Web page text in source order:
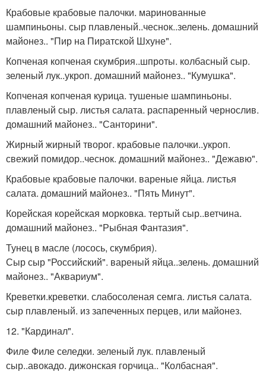
Крабовые крабовые палочки. маринованные
шампиньоны. сыр плавленый..чеснок..зелень. домашний
майонез.. "Пир на Пиратской Шхуне".
Копченая копченая скумбрия..шпроты. колбасный сыр.
зеленый лук..укроп. домашний майонез.. "Кумушка".
Копченая копченая курица. тушеные шампиньоны.
плавленый сыр. листья салата. распаренный чернослив.
домашний майонез.. "Санторини".
Жирный жирный творог. крабовые палочки..укроп.
свежий помидор..чеснок. домашний майонез.. "Дежавю".
Крабовые крабовые палочки. вареные яйца. листья
салата. домашний майонез.. "Пять Минут".
Корейская корейская морковка. тертый сыр..ветчина.
домашний майонез.. "Рыбная Фантазия".
Тунец в масле (лосось, скумбрия).
Сыр сыр "Российский". вареный яйца..зелень. домашний
майонез.. "Аквариум".
Креветки.креветки. слабосоленая семга. листья салата.
сыр плавленый. из запеченных перцев, или майонез.
12. "Кардинал".
Филе Филе селедки. зеленый лук. плавленый
сыр..авокадо. дижонская горчица.. "Колбасная".